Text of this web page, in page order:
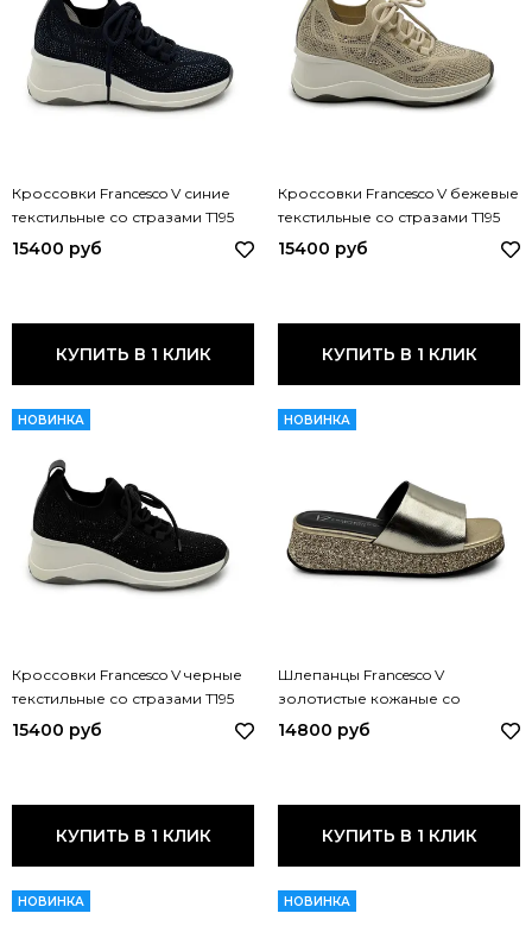
Кроссовки Francesco V синие
текстильные со стразами T195
FV BLU
15400 руб
КУПИТЬ В 1 КЛИК
Кроссовки Francesco V бежевые
текстильные со стразами T195
FV BEIGE
15400 руб
КУПИТЬ В 1 КЛИК
НОВИНКА
Кроссовки Francesco V черные
текстильные со стразами T195
FV NERO
15400 руб
КУПИТЬ В 1 КЛИК
НОВИНКА
Шлепанцы Francesco V
золотистые кожаные со
стразами T118 FV ORO
14800 руб
КУПИТЬ В 1 КЛИК
НОВИНКА НОВИНКА